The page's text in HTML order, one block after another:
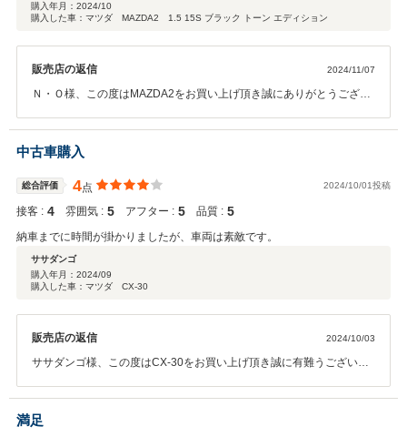
購入年月： 2024/10
購入した車：マツダ MAZDA2 1.5 15S ブラック トーン エディション
販売店の返信 2024/11/07
Ｎ・Ｏ様、この度はMAZDA2をお買い上げ頂き誠にありがとうござい
ご自身で当社の他店舗在庫を見つけて頂き、すぐにご連絡頂いた事で
ご希望のお車を手に入れることができたと思います。アフターサービ
スも当店にお任せください。店舗スタッフ全員で対応してまいります
ので、今後とも宜しくお願い致します。東海マツダ販売株式会社 豊
川店 スタッフ一同
中古車購入
総合評価 4点 2024/10/01投稿
接客 : 4 雰囲気 : 5 アフター : 5 品質 : 5
納車までに時間が掛かりましたが、車両は素敵です。
ササダンゴ
購入年月： 2024/09
購入した車：マツダ CX-30
販売店の返信 2024/10/03
ササダンゴ様、この度はCX-30をお買い上げ頂き誠に有難うございま
時間を頂きまして申し訳ございませんでした。今度のCX-30は新しい
機能か多く装備されてます。納車時にご説明をさせて頂きましたがま
満足